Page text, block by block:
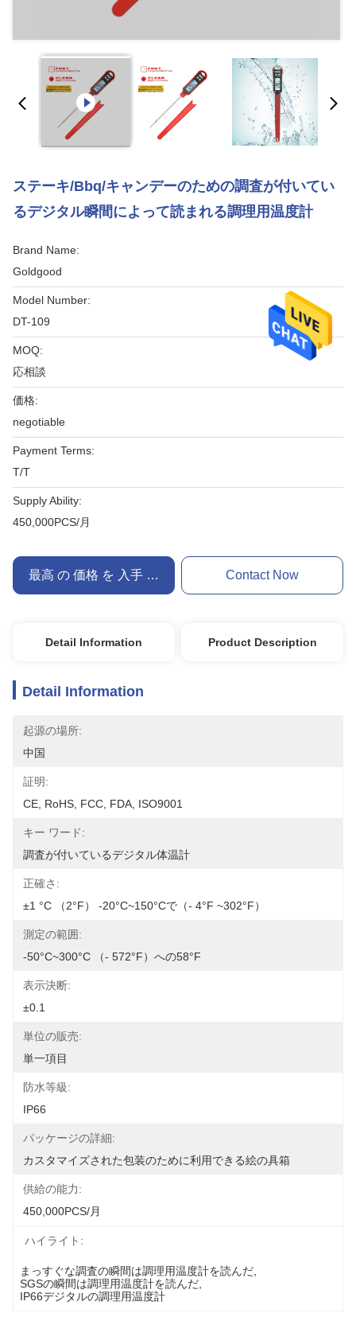
ステーキ/Bbq/キャンデーのための調査が付いてい
るデジタル瞬間によって読まれる調理用温度計
Brand Name:
Goldgood
Model Number:
DT-109
MOQ:
応相談
価格:
negotiable
Payment Terms:
T/T
Supply Ability:
450,000PCS/月
最高 の 価格 を 入手 する Contact Now
Detail Information Product Description
Detail Information
起源の場所:
中国
証明:
CE, RoHS, FCC, FDA, ISO9001
キー ワード:
調査が付いているデジタル体温計
正確さ:
±1 °C （2°F） -20°C~150°Cで（- 4°F ~302°F）
測定の範囲:
-50°C~300°C （- 572°F）への58°F
表示決断:
±0.1
単位の販売:
単一項目
防水等級:
IP66
パッケージの詳細:
カスタマイズされた包装のために利用できる絵の具箱
供給の能力:
450,000PCS/月
ハイライト:
まっすぐな調査の瞬間は調理用温度計を読んだ
SGSの瞬間は調理用温度計を読んだ
IP66デジタルの調理用温度計